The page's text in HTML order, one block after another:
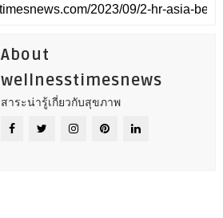
About
wellnesstimesnews
สาระน่ารู้เกี่ยวกับสุขภาพ